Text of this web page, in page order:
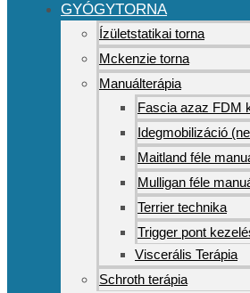
GYÓGYTORNA
Ízületstatikai torna
Mckenzie torna
Manuálterápia
Fascia azaz FDM
Idegmobilizáció
Maitland féle
Mulligan féle
Terrier technika
Trigger pont
Viscerális Terápia
Schroth terápia